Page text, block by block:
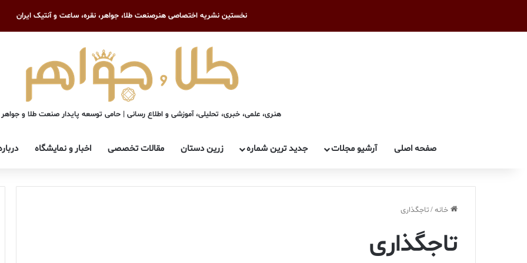
نخستین نشریه اختصاصی هنرصنعت طلا، جواهر، نقره، ساعت و آنتیک ایران
هنری، علمی، خبری، تحلیلی، آموزشی و اطلاع رسانی | حامی توسعه پایدار صنعت طلا و
صفحه اصلی آرشیو مجلات جدید ترین شماره زرین دستان مقالات تخصصی اخبار و نمایشگاه
خانه/تاجگذاری
تاجگذاری